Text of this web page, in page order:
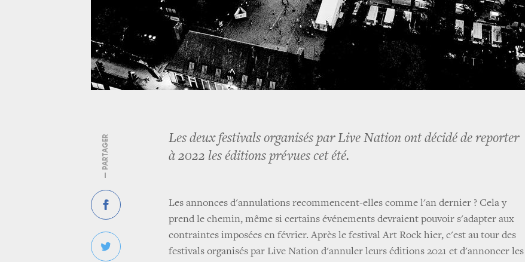
— PARTAGER
Les deux festivals organisés par Live Nation ont décidé de reporter
à 2022 les éditions prévues cet été.
Les annonces d'annulations recommencent-elles comme l'an dernier ? Cela y
prend le chemin, même si certains événements devraient pouvoir s'adapter aux
contraintes imposées en février. Après le festival Art Rock hier, c'est au tour des
festivals organisés par Live Nation d'annuler leurs éditions 2021 et d'annoncer les